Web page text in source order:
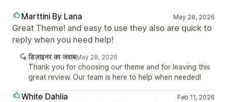
Marttini By Lana May 28, 2026
Great Theme! and easy to use they also are quick to
reply when you need help!
डिज़ाइनर का जवाबMay 28, 2026
Thank you for choosing our theme and for leaving this
great review. Our team is here to help when needed!
White Dahlia Feb 11, 2026